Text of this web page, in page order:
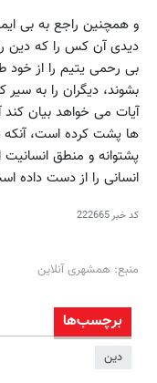
دیدی آن کس را که دین
بی رحمی یتیم را از خود
بشوند، دیگران را به سیر
آیات می خواهد بیان
ها پشت کرده است، آنکه
پشتوانه و منطق
انسانی را از دست داده
کد خبر222665
منبع: همشهری آنلاین
برچسب‌ها
دین